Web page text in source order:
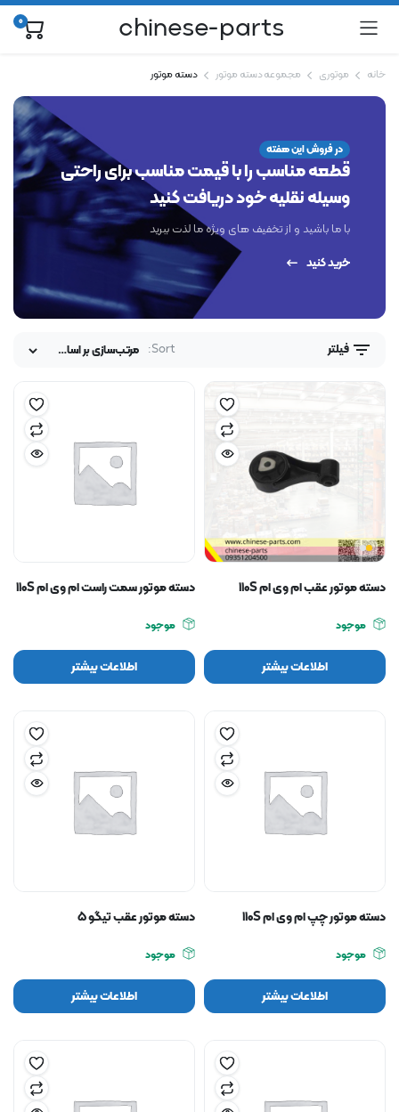
chinese-parts
0
خانه موتوری مجموعه دسته موتور دسته موتور
در فروش این هفته
قطعه مناسب را با قیمت مناسب برای راحتی
وسیله نقلیه خود دریافت کنید
با ما باشید و از تخفیف های ویژه ما لذت ببرید
خرید کنید
فیلتر Sort:
دسته موتور عقب ام وی ام ۱۱۰S
موجود
اطلاعات بیشتر
دسته موتور سمت راست ام وی ام ۱۱۰S
موجود
اطلاعات بیشتر
دسته موتور چپ ام وی ام ۱۱۰S
موجود
اطلاعات بیشتر
دسته موتور عقب تیگو ۵
موجود
اطلاعات بیشتر